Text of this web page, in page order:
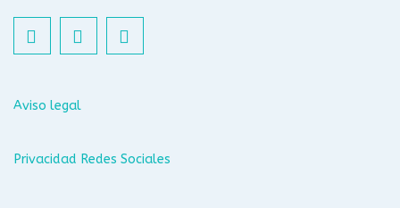
Aviso legal
Privacidad Redes Sociales